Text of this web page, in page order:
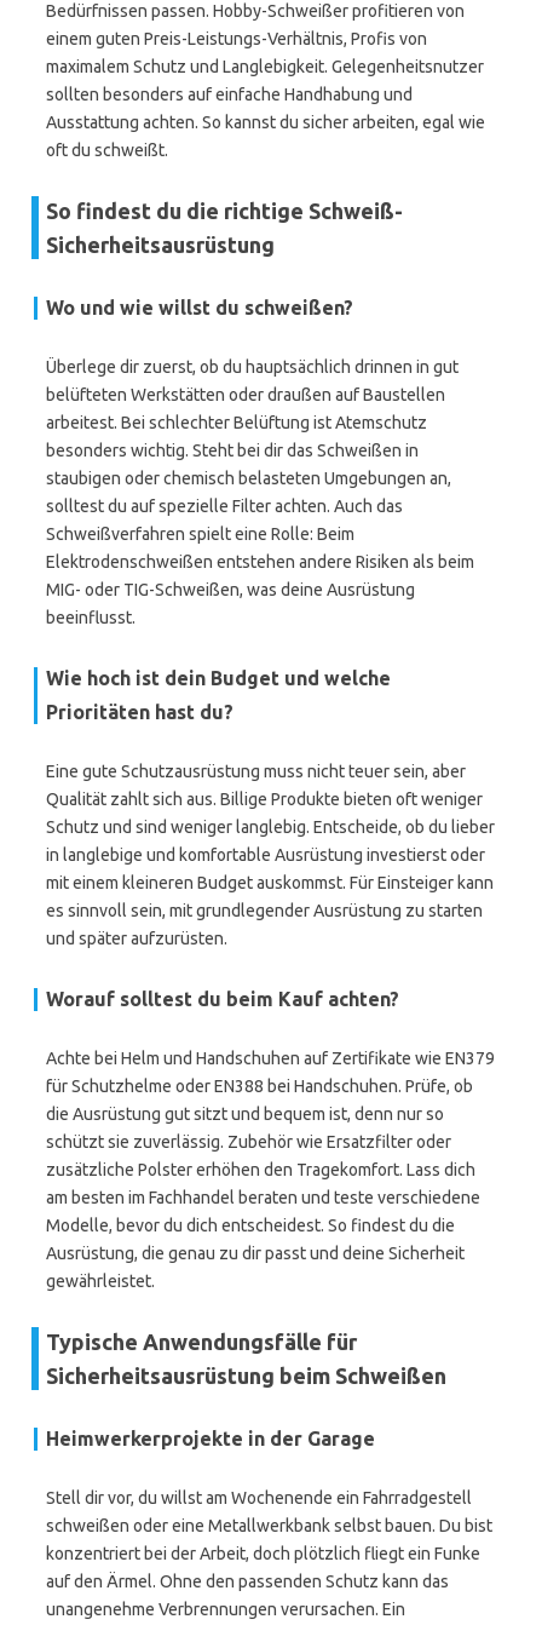
Bedürfnissen passen. Hobby-Schweißer profitieren von
einem guten Preis-Leistungs-Verhältnis, Profis von
maximalem Schutz und Langlebigkeit. Gelegenheitsnutzer
sollten besonders auf einfache Handhabung und
Ausstattung achten. So kannst du sicher arbeiten, egal wie
oft du schweißt.
So findest du die richtige Schweiß-
Sicherheitsausrüstung
Wo und wie willst du schweißen?
Überlege dir zuerst, ob du hauptsächlich drinnen in gut
belüfteten Werkstätten oder draußen auf Baustellen
arbeitest. Bei schlechter Belüftung ist Atemschutz
besonders wichtig. Steht bei dir das Schweißen in
staubigen oder chemisch belasteten Umgebungen an,
solltest du auf spezielle Filter achten. Auch das
Schweißverfahren spielt eine Rolle: Beim
Elektrodenschweißen entstehen andere Risiken als beim
MIG- oder TIG-Schweißen, was deine Ausrüstung
beeinflusst.
Wie hoch ist dein Budget und welche
Prioritäten hast du?
Eine gute Schutzausrüstung muss nicht teuer sein, aber
Qualität zahlt sich aus. Billige Produkte bieten oft weniger
Schutz und sind weniger langlebig. Entscheide, ob du lieber
in langlebige und komfortable Ausrüstung investierst oder
mit einem kleineren Budget auskommst. Für Einsteiger kann
es sinnvoll sein, mit grundlegender Ausrüstung zu starten
und später aufzurüsten.
Worauf solltest du beim Kauf achten?
Achte bei Helm und Handschuhen auf Zertifikate wie EN379
für Schutzhelme oder EN388 bei Handschuhen. Prüfe, ob
die Ausrüstung gut sitzt und bequem ist, denn nur so
schützt sie zuverlässig. Zubehör wie Ersatzfilter oder
zusätzliche Polster erhöhen den Tragekomfort. Lass dich
am besten im Fachhandel beraten und teste verschiedene
Modelle, bevor du dich entscheidest. So findest du die
Ausrüstung, die genau zu dir passt und deine Sicherheit
gewährleistet.
Typische Anwendungsfälle für
Sicherheitsausrüstung beim Schweißen
Heimwerkerprojekte in der Garage
Stell dir vor, du willst am Wochenende ein Fahrradgestell
schweißen oder eine Metallwerkbank selbst bauen. Du bist
konzentriert bei der Arbeit, doch plötzlich fliegt ein Funke
auf den Ärmel. Ohne den passenden Schutz kann das
unangenehme Verbrennungen verursachen. Ein